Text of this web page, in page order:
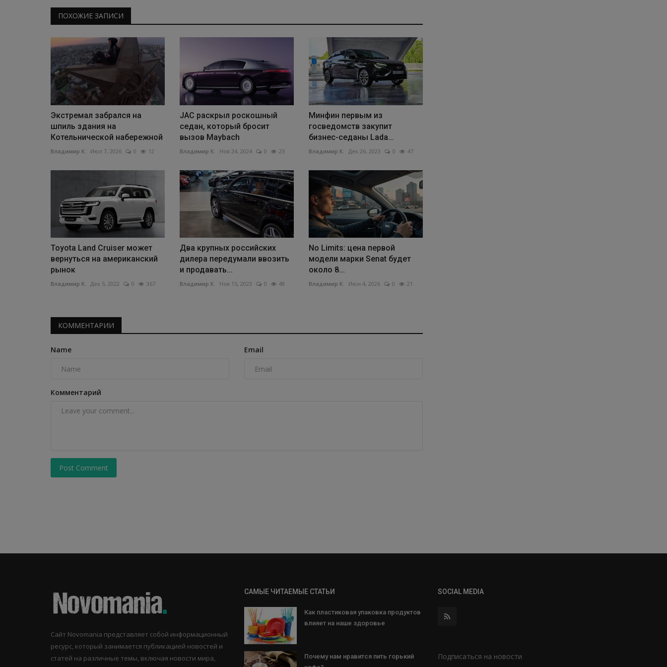
ПОХОЖИЕ ЗАПИСИ
Экстремал забрался на
шпиль здания на
Котельнической набережной
Владимир К. Июл 7, 2026 0 12
JAC раскрыл роскошный
седан, который бросит
вызов Maybach
Владимир К. Ноя 24, 2024 0 23
Минфин первым из
госведомств закупит
бизнес-седаны Lada...
Владимир К. Дек 26, 2023 0 47
Toyota Land Cruiser может
вернуться на американский
рынок
Владимир К. Дек 5, 2022 0 367
Два крупных российских
дилера передумали ввозить
и продавать...
Владимир К. Ноя 15, 2023 0 49
No Limits: цена первой
модели марки Senat будет
около 8...
Владимир К. Июн 4, 2026 0 21
КОММЕНТАРИИ
Name Email
Комментарий
Post Comment
Сайт Novomania представляет собой информационный
ресурс, который занимается публикацией новостей и
статей на различные темы, включая новости мира,
САМЫЕ ЧИТАЕМЫЕ СТАТЬИ
Как пластиковая упаковка продуктов
влияет на наше здоровье
Почему нам нравится пить горький
SOCIAL MEDIA
Подписаться на новости